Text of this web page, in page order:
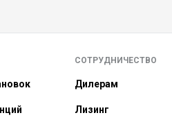
СОТРУДНИЧЕСТВО
Дилерам
Лизинг